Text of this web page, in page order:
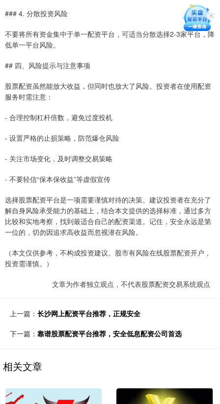
### 4. 分散投资风险
不要将所有资金集中于单一配资平台，可适当分散选择2-3家平台，降
低单一平台风险。
## 四、风险提示与注意事项
股票配资虽然能放大收益，但同时也放大了风险。投资者在使用配资
服务时需注意：
- 合理控制杠杆倍数，避免过度投机
- 设置严格的止损策略，防范爆仓风险
- 关注市场变化，及时调整交易策略
- 不要轻信“保本保收益”等虚假宣传
选择股票配资平台是一项需要谨慎对待的决策。建议投资者在充分了
解自身风险承受能力的基础上，结合本文提供的选择标准，通过多方
比较和实地考察，找到最适合自己的配资渠道。记住，安全永远是第
一位的，切勿因追求高收益而忽视潜在风险。
（本文仅供参考，不构成投资建议。股市有风险在线股票配资开户，
投资需谨慎。）
文章为作者独立观点，不代表股票配资交易系统观点
上一篇： 长沙网上配资平台推荐，正规安全
下一篇： 靠谱股票配资平台推荐，安全低息配资公司首选
相关文章